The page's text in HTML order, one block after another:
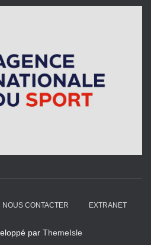
NOUS CONTACTER EXTRANET
par ThemeIsle